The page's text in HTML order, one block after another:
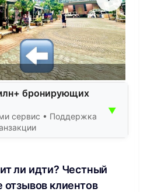
бронирующих
сервис • Поддержка
▼
ли идти? Честный
отзывов клиентов